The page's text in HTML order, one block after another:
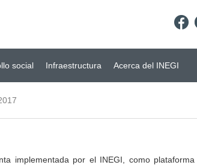
social Infraestructura Acerca del INEGI
implementada por el INEGI, como